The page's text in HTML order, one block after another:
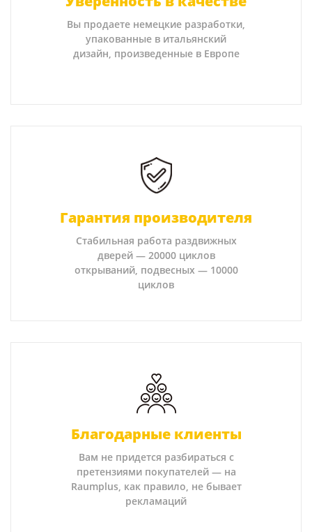
Вы продаете немецкие разработки,
упакованные в итальянский
дизайн, произведенные в Европе
Гарантия производителя
Стабильная работа раздвижных
дверей — 20000 циклов
открываний, подвесных — 10000
циклов
Благодарные клиенты
Вам не придется разбираться с
претензиями покупателей — на
Raumplus, как правило, не бывает
рекламаций